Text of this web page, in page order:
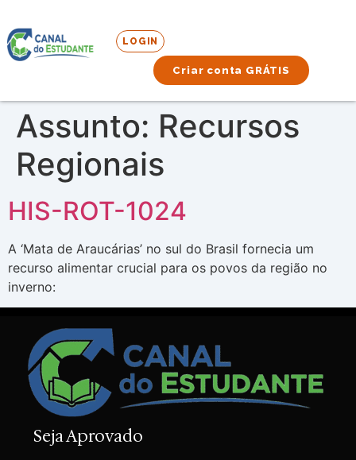
LOGIN
Criar conta GRÁTIS
Assunto: Recursos
Regionais
HIS-ROT-1024
A ‘Mata de Araucárias’ no sul do Brasil fornecia um
recurso alimentar crucial para os povos da região no
inverno:
Seja Aprovado